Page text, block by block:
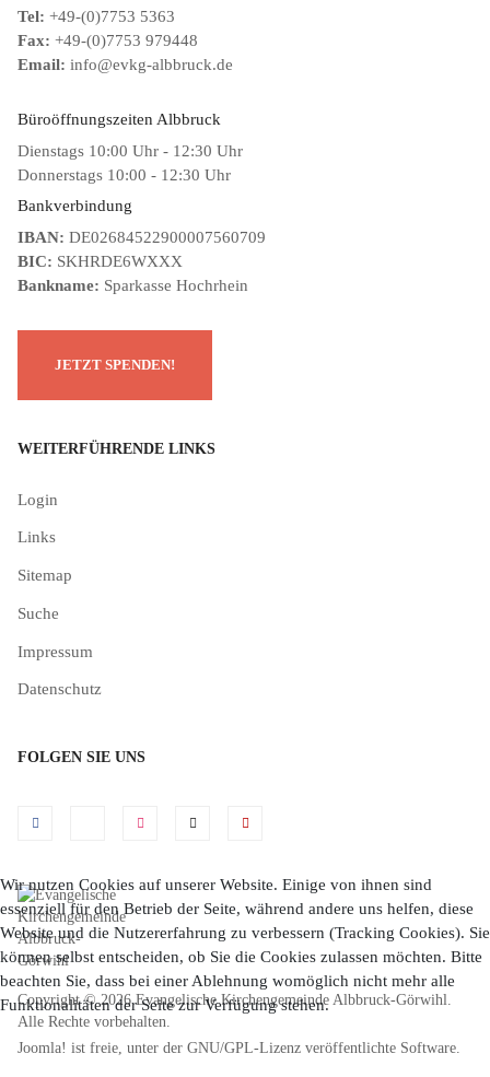
Tel: +49-(0)7753 5363
Fax: +49-(0)7753 979448
Email: info@evkg-albbruck.de
Büroöffnungszeiten Albbruck
Dienstags 10:00 Uhr - 12:30 Uhr
Donnerstags 10:00 - 12:30 Uhr
Bankverbindung
IBAN: DE02684522900007560709
BIC: SKHRDE6WXXX
Bankname: Sparkasse Hochrhein
WEITERFÜHRENDE LINKS
Login
Links
Sitemap
Suche
Impressum
Datenschutz
FOLGEN SIE UNS
Copyright © 2026 Evangelische Kirchengemeinde Albbruck-Görwihl.
Alle Rechte vorbehalten.
Joomla! ist freie, unter der GNU/GPL-Lizenz veröffentlichte Software.
Wir nutzen Cookies auf unserer Website. Einige von ihnen sind
essenziell für den Betrieb der Seite, während andere uns helfen, diese
Website und die Nutzererfahrung zu verbessern (Tracking Cookies). Sie
können selbst entscheiden, ob Sie die Cookies zulassen möchten. Bitte
beachten Sie, dass bei einer Ablehnung womöglich nicht mehr alle
Funktionalitäten der Seite zur Verfügung stehen.